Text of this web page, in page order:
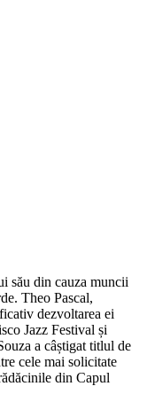
său din cauza muncii
Theo Pascal,
dezvoltarea ei
Jazz Festival și
a câștigat titlul de
cele mai solicitate
din Capul